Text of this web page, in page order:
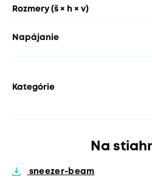
Rozmery (š × h × v)
Napájanie
Kategórie
Na
sneezer-beam